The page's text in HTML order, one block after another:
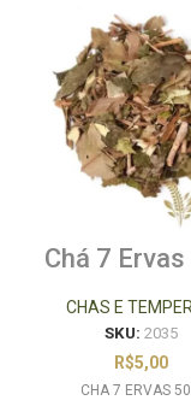
Chá 7
CHAS E
SKU: 2035
R$5,00
CHA 7 ERVAS